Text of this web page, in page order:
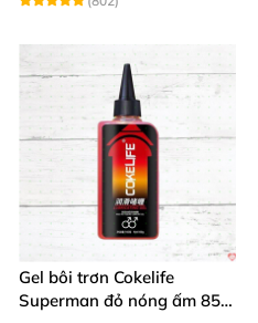
Gel bôi trơn Cokelife
Superman đỏ nóng ấm 85g